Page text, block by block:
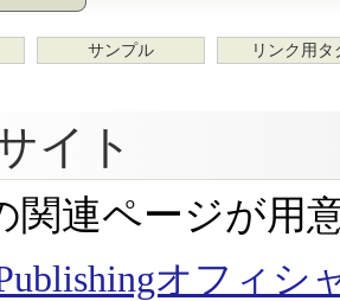
サンプル リンク用タ
イト
関連ページが用
オフィシ